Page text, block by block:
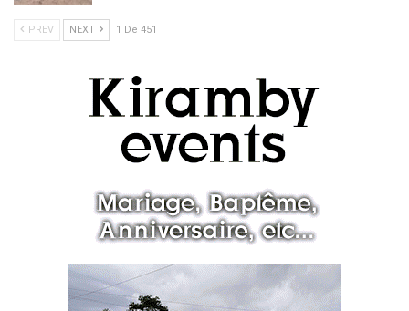
PREV NEXT 1 De 451